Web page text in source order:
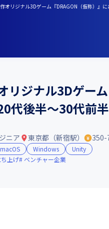
オリジナル3Dゲーム『DRAGON（仮称）
リジナル3Dゲー
代後半〜30代前
ニア 東京都（新宿駅） 350-
macOS Windows
Unity
上げ ベンチャー企業